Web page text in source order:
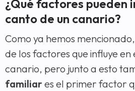
¿Qué factores pueden
canto de un canario?
Como ya hemos
de los factores que influye en
canario, pero junto a esto
familiares el primer factor